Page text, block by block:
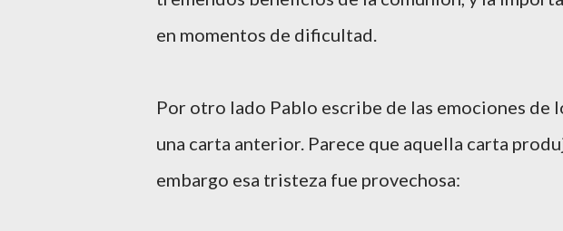
en momentos de dificultad.
Por otro lado Pablo escribe de las emociones de
una carta anterior. Parece que aquella carta
embargo esa tristeza fue provechosa: